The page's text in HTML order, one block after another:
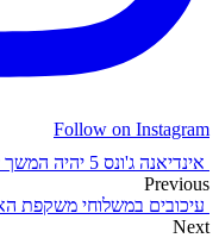
Follow on Instagram
אינדיאנה ג'ונס 5 יהיה המשך ישיר של קודמו
Previous
עיכובים במשלוחי משקפת
Next